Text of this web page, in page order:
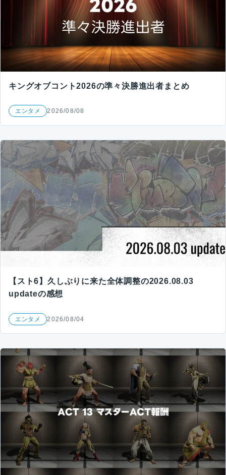
キングオブコント2026の準々決勝進出者まとめ
エンタメ 2026/08/08
【スト6】久しぶりに来た全体調整の2026.08.03
updateの感想
エンタメ 2026/08/04